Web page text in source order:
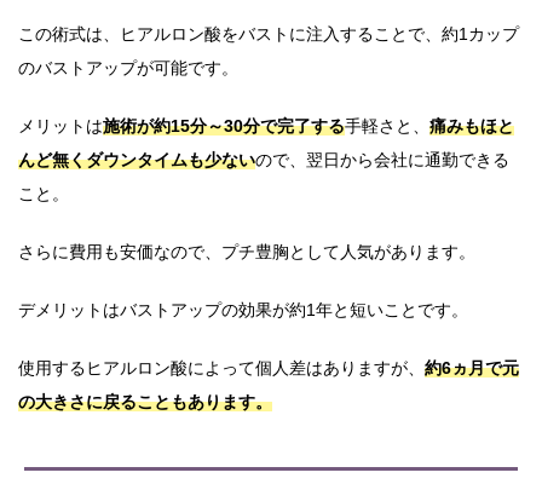
この術式は、ヒアルロン酸をバストに注入することで、約1カップ
のバストアップが可能です。
メリットは施術が約15分～30分で完了する手軽さと、 痛みもほと
んど無くダウンタイムも少ないので、翌日から会社に通勤できる
こと。
さらに費用も安価なので、プチ豊胸として人気があります。
デメリットはバストアップの効果が約1年と短いことです。
使用するヒアルロン酸によって個人差はありますが、 約6ヵ月で元
の大きさに戻ることもあります。